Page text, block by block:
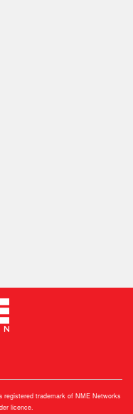
trademark of NME Networks
licence.